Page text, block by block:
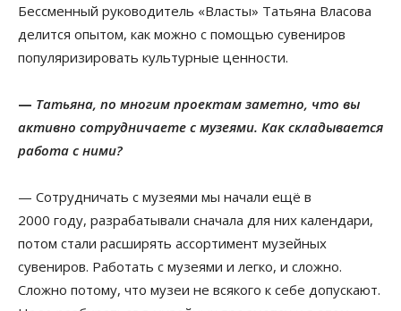
Бессменный руководитель «Власты» Татьяна Власова
делится опытом, как можно с помощью сувениров
популяризировать культурные ценности.
— Татьяна, по многим проектам заметно, что вы
активно сотрудничаете с музеями. Как складывается
работа с ними?
— Сотрудничать с музеями мы начали ещё в
2000 году, разрабатывали сначала для них календари,
потом стали расширять ассортимент музейных
сувениров. Работать с музеями и легко, и сложно.
Сложно потому, что музеи не всякого к себе допускают.